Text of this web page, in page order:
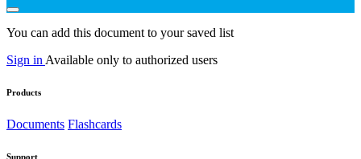
You can add this document to your saved list
Sign in Available only to authorized users
Products
Documents Flashcards
Support